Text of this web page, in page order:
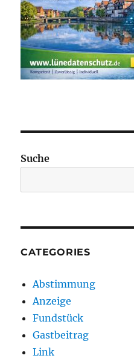
Suche
CATEGORIES
Abstimmung
Anzeige
Fundstück
Gastbeitrag
Link